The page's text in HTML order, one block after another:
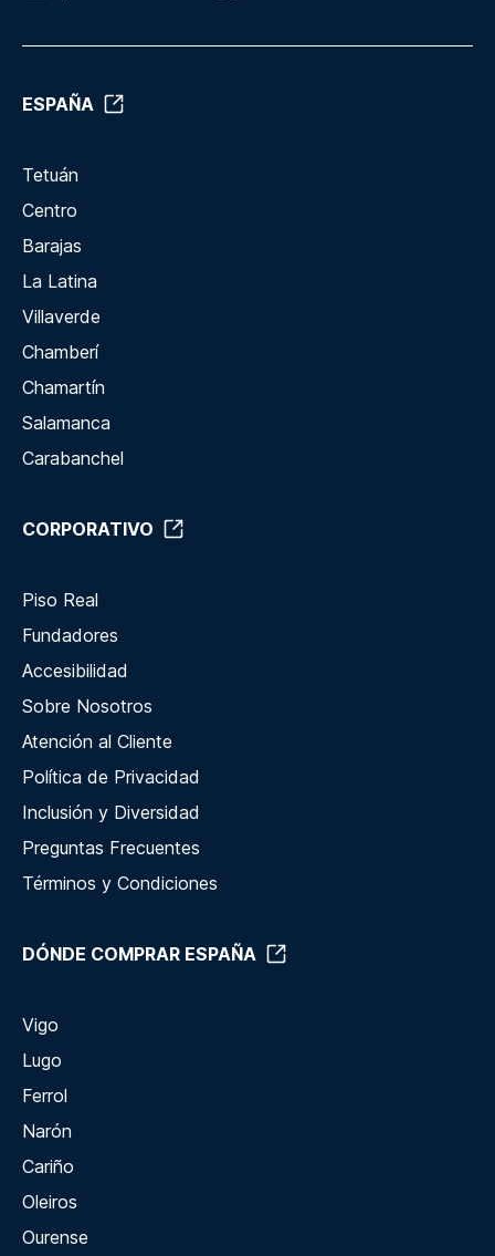
ESPAÑA
Tetuán
Centro
Barajas
La Latina
Villaverde
Chamberí
Chamartín
Salamanca
Carabanchel
CORPORATIVO
Piso Real
Fundadores
Accesibilidad
Sobre Nosotros
Atención al Cliente
Política de Privacidad
Inclusión y Diversidad
Preguntas Frecuentes
Términos y Condiciones
DÓNDE COMPRAR ESPAÑA
Vigo
Lugo
Ferrol
Narón
Cariño
Oleiros
Ourense